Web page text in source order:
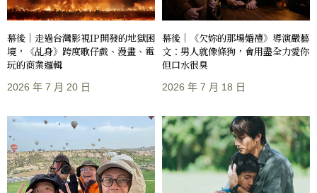
幕後｜走過台灣影視IP開發的地獄困
境，《乩身》跨度歌仔戲、漫畫、電
玩的商業邏輯
2026 年 7 月 20 日
幕後｜《欠妳的那場婚禮》導演嚴藝
文：男人就像條狗，會用盡全力愛你
但口水很臭
2026 年 7 月 18 日